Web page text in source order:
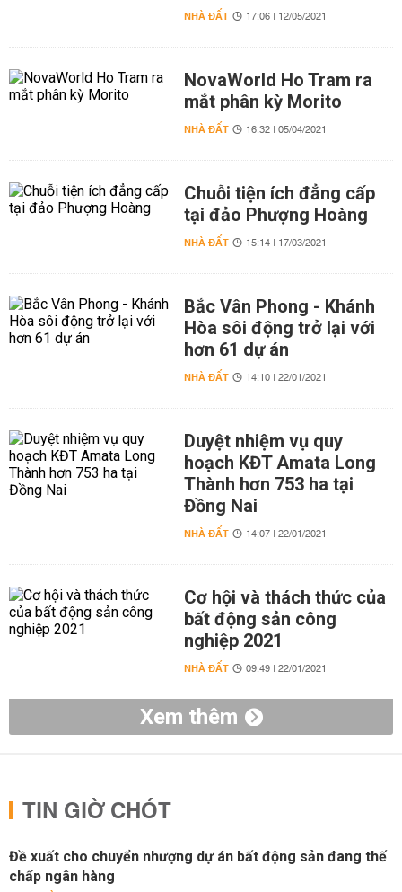
NHÀ ĐẤT 17:06 | 12/05/2021
NovaWorld Ho Tram ra
mắt phân kỳ Morito
NHÀ ĐẤT 16:32 | 05/04/2021
Chuỗi tiện ích đẳng cấp
tại đảo Phượng Hoàng
NHÀ ĐẤT 15:14 | 17/03/2021
Bắc Vân Phong - Khánh
Hòa sôi động trở lại với
hơn 61 dự án
NHÀ ĐẤT 14:10 | 22/01/2021
Duyệt nhiệm vụ quy
hoạch KĐT Amata Long
Thành hơn 753 ha tại
Đồng Nai
NHÀ ĐẤT 14:07 | 22/01/2021
Cơ hội và thách thức của
bất động sản công
nghiệp 2021
NHÀ ĐẤT 09:49 | 22/01/2021
Xem thêm
TIN GIỜ CHÓT
Đề xuất cho chuyển nhượng dự án bất động sản đang thế
chấp ngân hàng